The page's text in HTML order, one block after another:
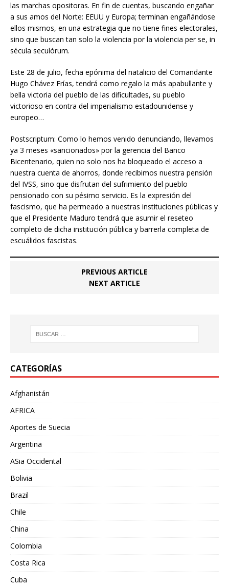
las marchas opositoras. En fin de cuentas, buscando engañar
a sus amos del Norte: EEUU y Europa; terminan engañándose
ellos mismos, en una estrategia que no tiene fines electorales,
sino que buscan tan solo la violencia por la violencia per se, in
sécula seculórum.
Este 28 de julio, fecha epónima del natalicio del Comandante
Hugo Chávez Frías, tendrá como regalo la más apabullante y
bella victoria del pueblo de las dificultades, su pueblo
victorioso en contra del imperialismo estadounidense y
europeo…
Postscriptum: Como lo hemos venido denunciando, llevamos
ya 3 meses «sancionados» por la gerencia del Banco
Bicentenario, quien no solo nos ha bloqueado el acceso a
nuestra cuenta de ahorros, donde recibimos nuestra pensión
del IVSS, sino que disfrutan del sufrimiento del pueblo
pensionado con su pésimo servicio. Es la expresión del
fascismo, que ha permeado a nuestras instituciones públicas y
que el Presidente Maduro tendrá que asumir el reseteo
completo de dicha institución pública y barrerla completa de
escuálidos fascistas.
PREVIOUS ARTICLE
NEXT ARTICLE
CATEGORÍAS
Afghanistán
AFRICA
Aportes de Suecia
Argentina
ASia Occidental
Bolivia
Brazil
Chile
China
Colombia
Costa Rica
Cuba